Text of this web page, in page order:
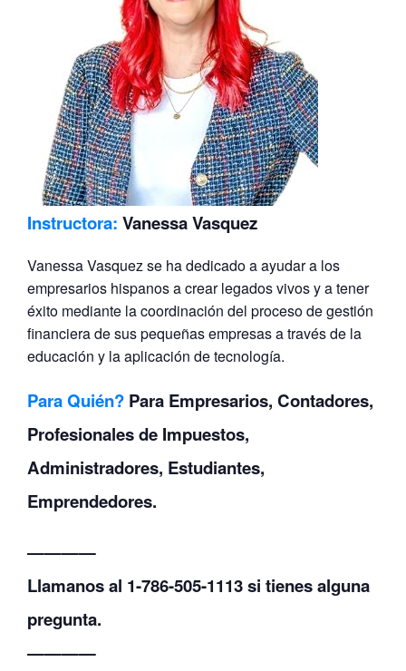
Instructora: Vanessa Vasquez
Vanessa Vasquez se ha dedicado a ayudar a los
empresarios hispanos a crear legados vivos y a tener
éxito mediante la coordinación del proceso de gestión
financiera de sus pequeñas empresas a través de la
educación y la aplicación de tecnología.
Para Quién? Para Empresarios, Contadores,
Profesionales de Impuestos,
Administradores, Estudiantes,
Emprendedores.
————
Llamanos al 1-786-505-1113 si tienes alguna
pregunta.
————